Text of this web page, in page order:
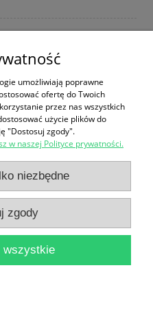
Cecily von Ziegesar
12,90 zł
do koszyka
Lucy Maud Montgomery
umożliwiają poprawne
ofertę do Twoich
przez nas wszystkich
użycie plików do
"Dostosuj zgody".
w naszej Polityce prywatności.
niezbędne
zgody
wszystkie